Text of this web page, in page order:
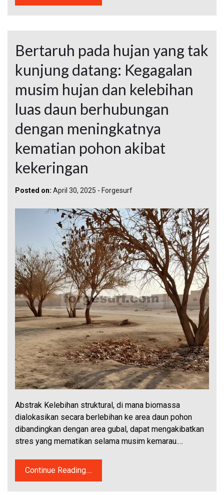
Bertaruh pada hujan yang tak
kunjung datang: Kegagalan
musim hujan dan kelebihan
luas daun berhubungan
dengan meningkatnya
kematian pohon akibat
kekeringan
Posted on: April 30, 2025 - Forgesurf
Abstrak Kelebihan struktural, di mana biomassa
dialokasikan secara berlebihan ke area daun pohon
dibandingkan dengan area gubal, dapat mengakibatkan
stres yang mematikan selama musim kemarau.…
Continue Reading....